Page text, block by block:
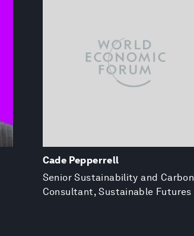
Cade Pepperrell
Senior Sustainability and Carbon
Consultant, Sustainable Futures